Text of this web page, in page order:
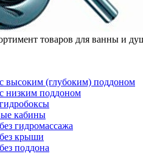
товаров для ванны и
высоким (глубоким) поддоном
низким поддоном
кабины
гидромассажа
крыши
поддона